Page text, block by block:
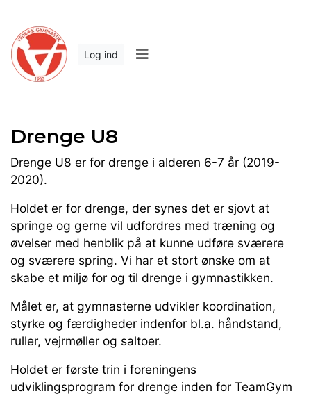
Log ind
Drenge U8
Drenge U8 er for drenge i alderen 6-7 år (2019-
2020).
Holdet er for drenge, der synes det er sjovt at
springe og gerne vil udfordres med træning og
øvelser med henblik på at kunne udføre sværere
og sværere spring. Vi har et stort ønske om at
skabe et miljø for og til drenge i gymnastikken.
Målet er, at gymnasterne udvikler koordination,
styrke og færdigheder indenfor bl.a. håndstand,
ruller, vejrmøller og saltoer.
Holdet er første trin i foreningens
udviklingsprogram for drenge inden for TeamGym